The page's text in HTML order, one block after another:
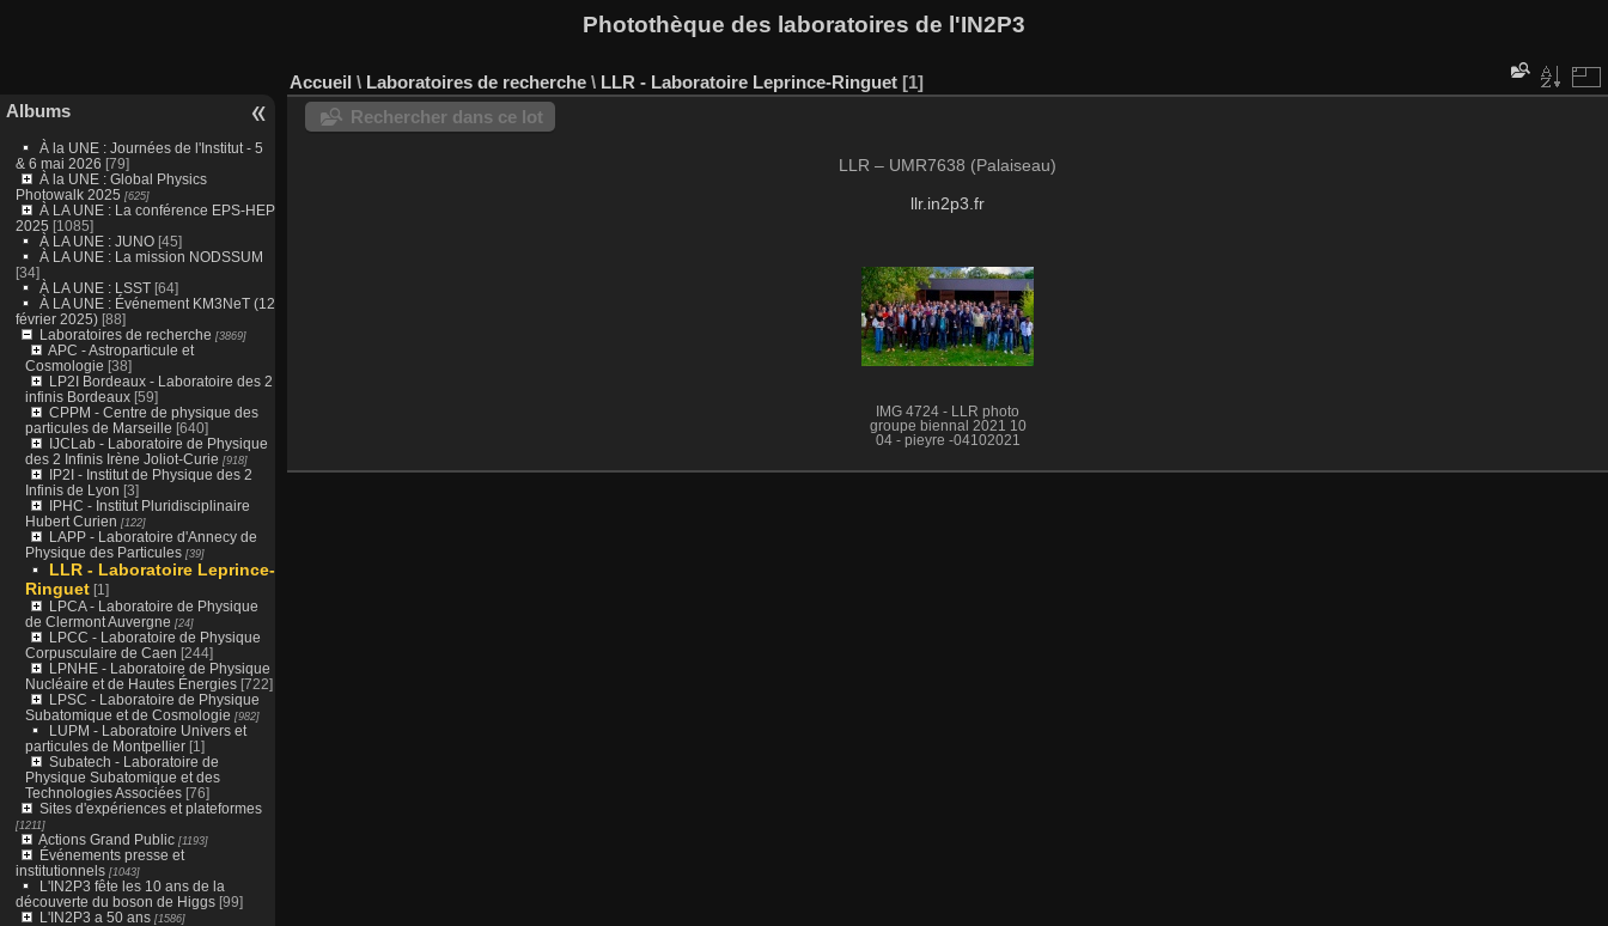
Photothèque des laboratoires de l'IN2P3
Albums
À la UNE : Journées de l'Institut - 5
& 6 mai 2026 [79]
À la UNE : Global Physics
Photowalk 2025 [625]
À LA UNE : La conférence EPS-HEP
2025 [1085]
À LA UNE : JUNO [45]
À LA UNE : La mission NODSSUM
[34]
À LA UNE : LSST[64]
À LA UNE : Événement KM3NeT (12
février 2025)[88]
Laboratoires de recherche [3869]
APC - Astroparticule et
Cosmologie [38]
LP2I Bordeaux - Laboratoire des 2
infinis Bordeaux[59]
CPPM - Centre de physique des
particules de Marseille [640]
IJCLab - Laboratoire de Physique
des 2 Infinis Irène Joliot-Curie [918]
IP2I - Institut de Physique des 2
Infinis de Lyon [3]
IPHC - Institut Pluridisciplinaire
Hubert Curien [122]
LAPP - Laboratoire d'Annecy de
Physique des Particules[39]
LLR - Laboratoire Leprince-
Ringuet[1]
LPCA - Laboratoire de Physique
de Clermont Auvergne [24]
LPCC - Laboratoire de Physique
Corpusculaire de Caen [244]
LPNHE - Laboratoire de Physique
Nucléaire et de Hautes Énergies[722]
LPSC - Laboratoire de Physique
Subatomique et de Cosmologie [982]
LUPM - Laboratoire Univers et
particules de Montpellier[1]
Subatech - Laboratoire de
Physique Subatomique et des
Technologies Associées[76]
Sites d'expériences et plateformes
[1211]
Actions Grand Public[1193]
Événements presse et
institutionnels[1043]
L'IN2P3 fête les 10 ans de la
découverte du boson de Higgs[99]
L'IN2P3 a 50 ans[1586]
Accueil \ Laboratoires de recherche \ LLR - Laboratoire Leprince-Ringuet 1
Rechercher dans ce lot
LLR – UMR7638 (Palaiseau)
llr.in2p3.fr
IMG 4724 - LLR photo
groupe biennal 2021 10
04 - pieyre -04102021